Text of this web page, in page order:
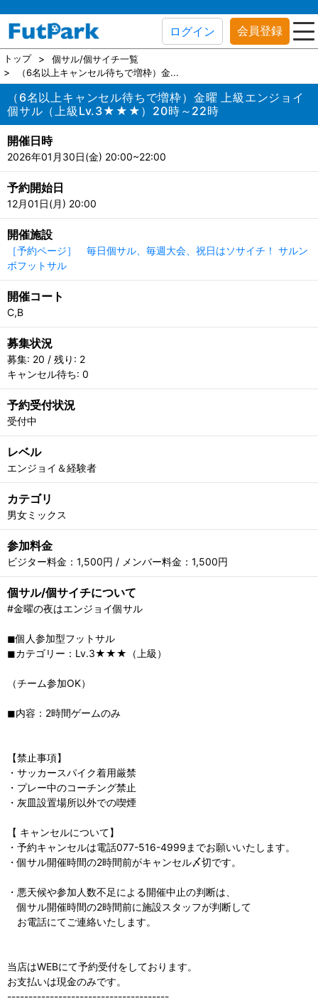
ログイン 会員登録
トップ
個サル/個サイチ一覧
（6名以上キャンセル待ちで増枠）金...
（6名以上キャンセル待ちで増枠）金曜 上級エンジョイ
個サル（上級Lv.3★★★）20時～22時
開催日時
2026年01月30日(金) 20:00~22:00
予約開始日
12月01日(月) 20:00
開催施設
［予約ページ］ 毎日個サル、毎週大会、祝日はソサイチ！ サルン
ボフットサル
開催コート
C,B
募集状況
募集: 20 / 残り: 2
キャンセル待ち: 0
予約受付状況
受付中
レベル
エンジョイ＆経験者
カテゴリ
男女ミックス
参加料金
ビジター料金：1,500円 / メンバー料金：1,500円
個サル/個サイチについて
#金曜の夜はエンジョイ個サル
◼︎個人参加型フットサル
◼︎カテゴリー：Lv.3★★★（上級）
（チーム参加OK）
◼︎内容：2時間ゲームのみ
【禁止事項】
・サッカースパイク着用厳禁
・プレー中のコーチング禁止
・灰皿設置場所以外での喫煙
【 キャンセルについて】
・予約キャンセルは電話077-516-4999までお願いいたします。
・個サル開催時間の2時間前がキャンセル〆切です。
・悪天候や参加人数不足による開催中止の判断は、
個サル開催時間の2時間前に施設スタッフが判断して
お電話にてご連絡いたします。
当店はWEBにて予約受付をしております。
お支払いは現金のみです。
--------------------------------------